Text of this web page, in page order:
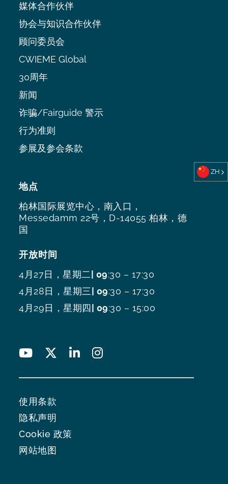
地点
柏林国际展览中心，南入口，
Messedamm 22号，D-14055 柏林，德
国
开放时间
4月27日，星期二 | 09:30 – 17:30
4月28日，星期三 | 09:30 – 17:30
4月29日，星期四 | 09:30 – 15:00
媒体合作伙伴
协会与知识合作伙伴
顾问委员会
CWIEME Global
30周年
新闻
诈骗/Fairguide 警示
行为准则
参展及参会条款
使用条款
隐私声明
Cookie 政策
网站地图
ZH